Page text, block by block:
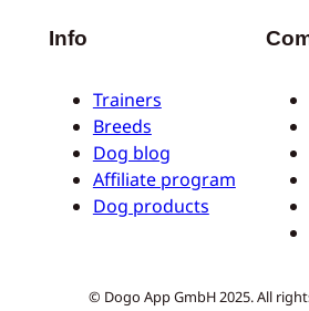
Info
Trainers
Breeds
Dog blog
Affiliate program
Dog products
© Dogo App GmbH 2025. All